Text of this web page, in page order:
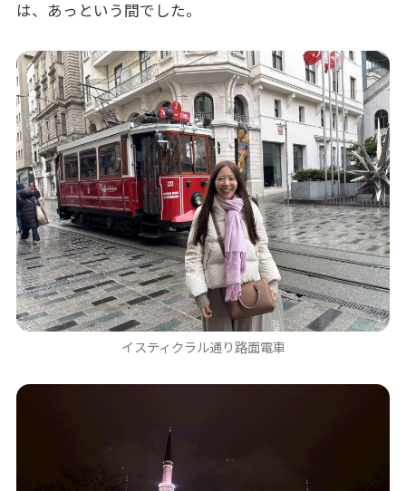
は、あっという間でした。
イスティクラル通り路面電車